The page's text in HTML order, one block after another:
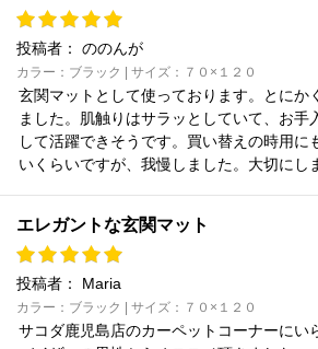
投稿者： ののんが
カラー：ブラック | サイズ：７０×１２０
玄関マットとして使っております。とにか
ました。肌触りはサラッとしていて、お手
して活躍できそうです。買い替えの時用に
いくらいですが、我慢しました。大切にし
エレガントな玄関マット
投稿者： Maria
カラー：ブラック | サイズ：７０×１２０
サコダ鹿児島店のカーペットコーナーにい